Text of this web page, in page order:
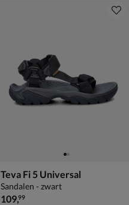
Teva Fi 5 Universal
Sandalen - zwart
€ 109,99
109,99